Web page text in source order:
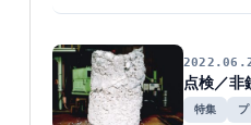
点検／
特集